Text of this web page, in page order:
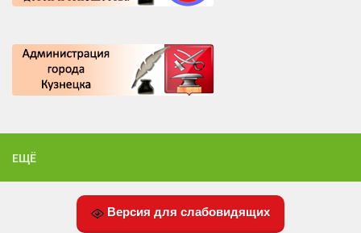
ЕЩЁ
Версия для слабовидящих